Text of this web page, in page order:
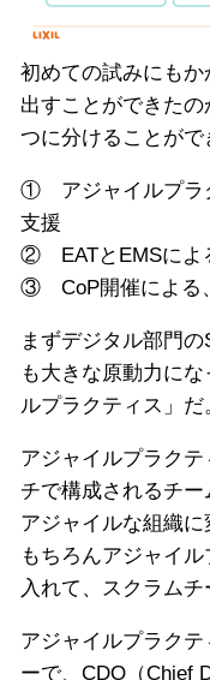
初めての試みにも
出すことができた
つに分けることがで
① アジャイルプラ
支援
② EATとEMSによ
③ CoP開催による
まずデジタル部門
も大きな原動力に
ルプラクティス」だ
アジャイルプラク
チで構成されるチ
アジャイルな組織に
もちろんアジャイ
入れて、スクラムチ
アジャイルプラク
ーで、CDO（Chief